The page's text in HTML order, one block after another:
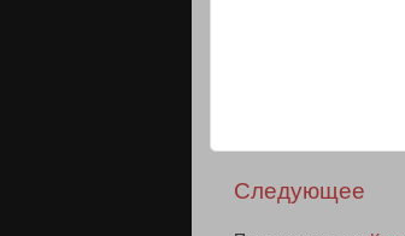
Следующее